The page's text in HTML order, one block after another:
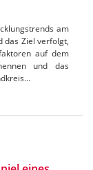
am
das Ziel verfolgt,
auf dem
und das